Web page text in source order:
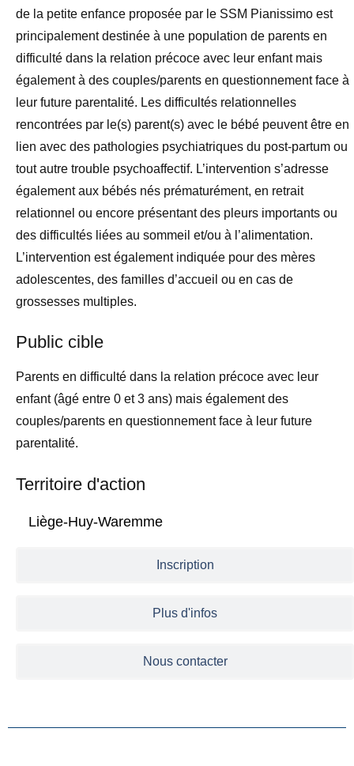
Inscription
Plus d'infos
Nous contacter
de la petite enfance proposée par le SSM Pianissimo est
principalement destinée à une population de parents en
difficulté dans la relation précoce avec leur enfant mais
également à des couples/parents en questionnement face à
leur future parentalité. Les difficultés relationnelles
rencontrées par le(s) parent(s) avec le bébé peuvent être en
lien avec des pathologies psychiatriques du post-partum ou
tout autre trouble psychoaffectif. L’intervention s’adresse
également aux bébés nés prématurément, en retrait
relationnel ou encore présentant des pleurs importants ou
des difficultés liées au sommeil et/ou à l’alimentation.
L’intervention est également indiquée pour des mères
adolescentes, des familles d’accueil ou en cas de
grossesses multiples.
Public cible
Parents en difficulté dans la relation précoce avec leur
enfant (âgé entre 0 et 3 ans) mais également des
couples/parents en questionnement face à leur future
parentalité.
Territoire d'action
Liège-Huy-Waremme